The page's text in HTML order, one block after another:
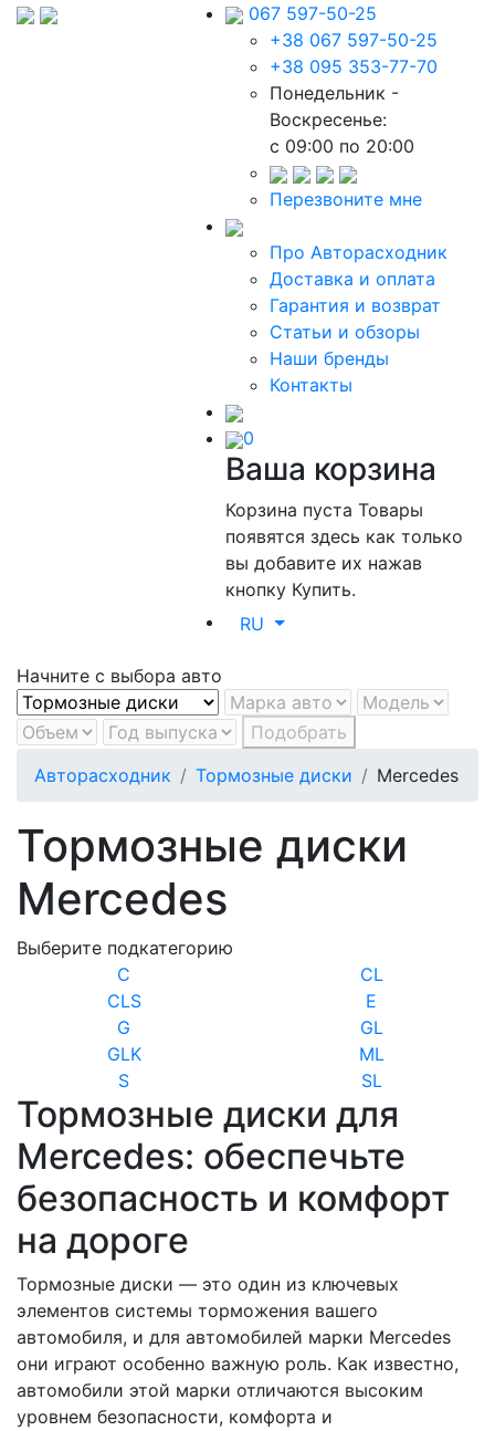
067 597-50-25
+38 067 597-50-25
+38 095 353-77-70
Понедельник -
Воскресенье:
c 09:00 по 20:00
Перезвоните мне
Про Авторасходник
Доставка и оплата
Гарантия и возврат
Статьи и обзоры
Наши бренды
Контакты
0
Ваша корзина
Корзина пустаТовары
появятся здесь как только
вы добавите их нажав
кнопку Купить.
RU
Начните с выбора авто
Подобрать
Авторасходник
Тормозные диски Mercedes
Тормозные диски
Mercedes
Выберите подкатегорию
C
CL
CLS
E
G
GL
GLK
ML
S
SL
Тормозные диски для
Mercedes: обеспечьте
безопасность и комфорт
на дороге
Тормозные диски — это один из ключевых
элементов системы торможения вашего
автомобиля, и для автомобилей марки Mercedes
они играют особенно важную роль. Как известно,
автомобили этой марки отличаются высоким
уровнем безопасности, комфорта и